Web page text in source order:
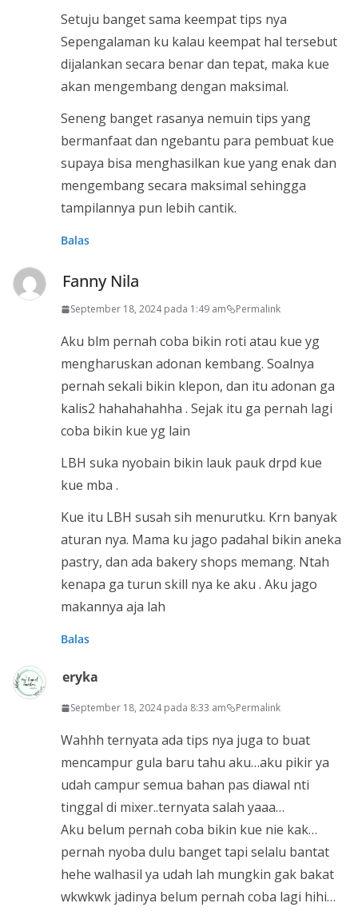
Setuju banget sama keempat tips nya
Sepengalaman ku kalau keempat hal tersebut
dijalankan secara benar dan tepat, maka kue
akan mengembang dengan maksimal.
Seneng banget rasanya nemuin tips yang
bermanfaat dan ngebantu para pembuat kue
supaya bisa menghasilkan kue yang enak dan
mengembang secara maksimal sehingga
tampilannya pun lebih cantik.
Balas
Fanny Nila
September 18, 2024 pada 1:49 am Permalink
Aku blm pernah coba bikin roti atau kue yg
mengharuskan adonan kembang. Soalnya
pernah sekali bikin klepon, dan itu adonan ga
kalis2 hahahahahha . Sejak itu ga pernah lagi
coba bikin kue yg lain
LBH suka nyobain bikin lauk pauk drpd kue
kue mba .
Kue itu LBH susah sih menurutku. Krn banyak
aturan nya. Mama ku jago padahal bikin aneka
pastry, dan ada bakery shops memang. Ntah
kenapa ga turun skill nya ke aku . Aku jago
makannya aja lah
Balas
eryka
September 18, 2024 pada 8:33 am Permalink
Wahhh ternyata ada tips nya juga to buat
mencampur gula baru tahu aku…aku pikir ya
udah campur semua bahan pas diawal nti
tinggal di mixer..ternyata salah yaaa…
Aku belum pernah coba bikin kue nie kak…
pernah nyoba dulu banget tapi selalu bantat
hehe walhasil ya udah lah mungkin gak bakat
wkwkwk jadinya belum pernah coba lagi hihi…